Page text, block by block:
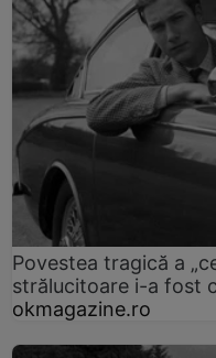
Povestea tragică a
strălucitoare i-a fost
okmagazine.ro